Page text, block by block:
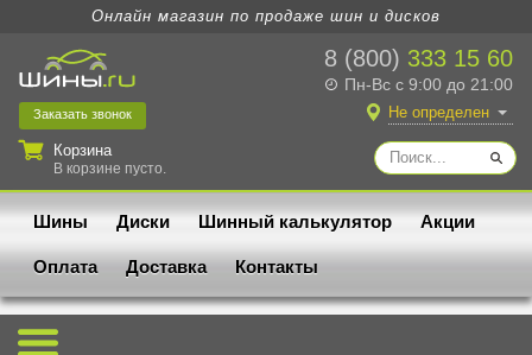
Онлайн магазин по продаже шин и дисков
8 (800) 333 15 60
Пн-Вс с 9:00 до 21:00
Заказать звонок
Корзина
В корзине пусто.
Не определен
Шины Диски Шинный калькулятор Акции
Оплата Доставка Контакты